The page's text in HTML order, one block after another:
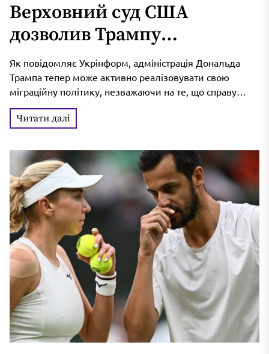
Верховний суд США
дозволив Трампу
припинити захист
іноземних втікачів від воєн
та криз
Як повідомляє Укрінформ, адміністрація Дональда
Трампа тепер може активно реалізовувати свою
міграційну політику, незважаючи на те, що справу
продовжує розглядати апеляційний суд. З позиції
Білого...
Читати далі